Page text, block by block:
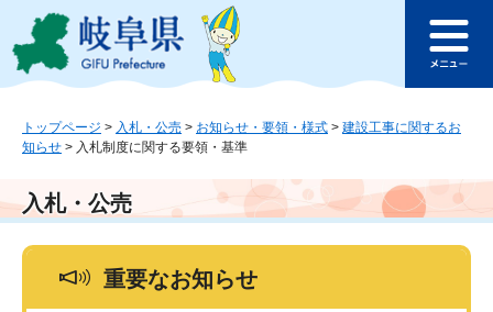
ジ
ュ
本
このページの本文へ
ュ
トップページ > 入札・公売 > お知らせ・要領・様式 > 建設工事に関するお
知らせ > 入札制度に関する要領・基準
入札・公売
重要なお知らせ